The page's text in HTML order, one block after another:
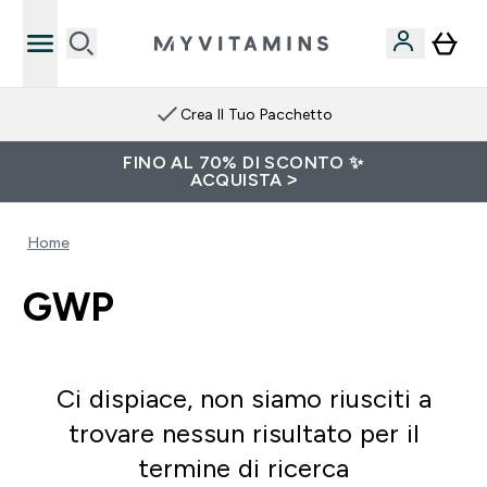
Crea Il Tuo Pacchetto
FINO AL 70% DI SCONTO ✨
ACQUISTA >
Home
GWP
Ci dispiace, non siamo riusciti a
trovare nessun risultato per il
termine di ricerca